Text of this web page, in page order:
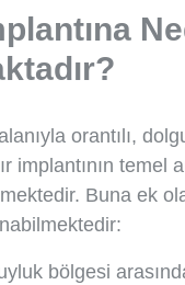
orantılı,
implantının temel
Buna ek
bölgesi